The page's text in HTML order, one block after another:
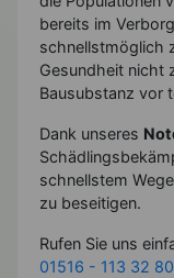
bereits im
schnellstmöglich
Gesundheit nicht
Bausubstanz vor
Dank unseres
schnellstem
zu beseitigen.
Rufen Sie uns
01516 - 113 32 80